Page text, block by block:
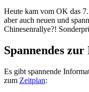
Heute kam vom OK das
aber auch neuen und
Chinesenrallye?!
Spannendes zur
Es gibt spannende
zum Zeitplan: